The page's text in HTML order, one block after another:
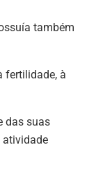
também
fertilidade, à
das suas
atividade